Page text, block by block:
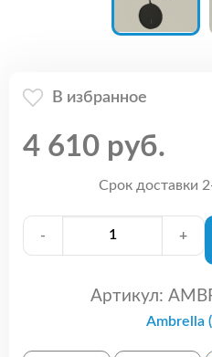
В избранное
4 610 руб.
Срок доставки
- +
Артикул:
Ambrella